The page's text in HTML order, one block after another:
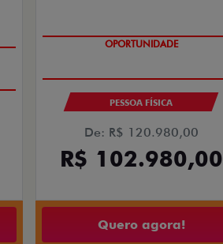
OPORTUNIDADE
PESSOA FÍSICA
De: R$ 120.980,00
R$ 102.980,00
Quero agora!